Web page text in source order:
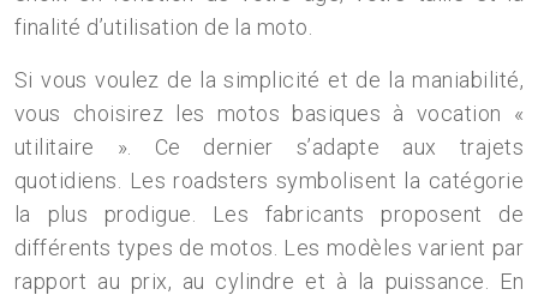
finalité d’utilisation de la moto.
Si vous voulez de la simplicité et de la maniabilité,
vous choisirez les motos basiques à vocation «
utilitaire ». Ce dernier s’adapte aux trajets
quotidiens. Les roadsters symbolisent la catégorie
la plus prodigue. Les fabricants proposent de
différents types de motos. Les modèles varient par
rapport au prix, au cylindre et à la puissance. En